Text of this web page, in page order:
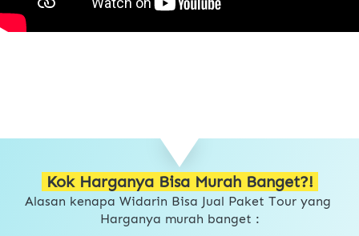
Kok Harganya Bisa Murah Banget?!
Alasan kenapa Widarin Bisa Jual Paket Tour yang
Harganya murah banget :